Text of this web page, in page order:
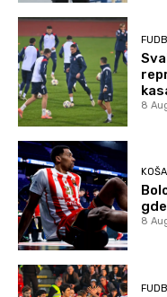
8
8